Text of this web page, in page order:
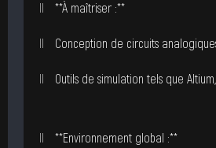
**À maîtriser :**
Conception de circuits
Outils de simulation tels que
**Environnement global :**